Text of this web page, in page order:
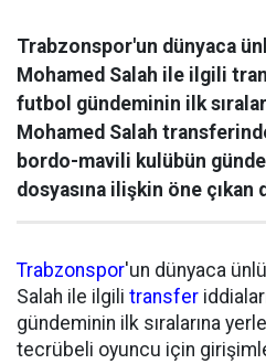
Trabzonspor'un dünyaca
Mohamed Salah ile ilgili
futbol gündeminin ilk
Mohamed Salah
bordo-mavili kulübün
dosyasına ilişkin öne çıkan
Trabzonspor'un dünyaca ünlü
Salah ile ilgili transfer
gündeminin ilk sıralarına
tecrübeli oyuncu için